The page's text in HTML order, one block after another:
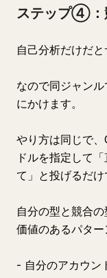
ステップ④：
自己分析だけだと
なので同ジャン
にかけます。
やり方は同じで
ドルを指定して
て」と投げるだけ
自分の型と競合
価値のあるパター
- 自分のアカウ